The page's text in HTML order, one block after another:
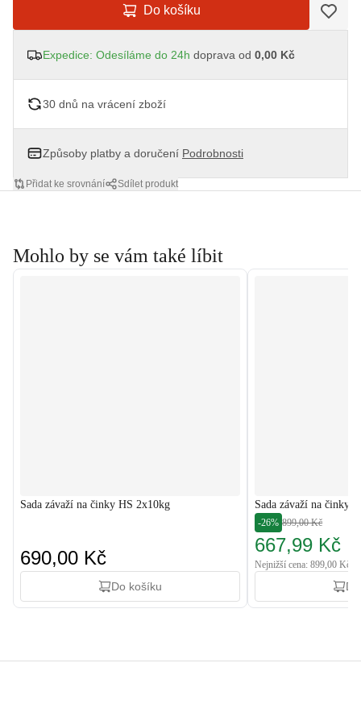
Do košíku
Expedice: Odesíláme do 24h doprava od 0,00 Kč
30 dnů na vrácení zboží
Způsoby platby a doručení Podrobnosti
Přidat ke srovnání Sdílet produkt
Mohlo by se vám také líbit
Sada závaží na činky HS 2x10kg
690,00 Kč
Do košíku
Sada závaží na činky
-26% 899,00 Kč
667,99 Kč
Nejnižší cena: 899,00 Kč